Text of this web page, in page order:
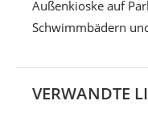
Außenkioske auf
Schwimmbädern
VERWANDTE